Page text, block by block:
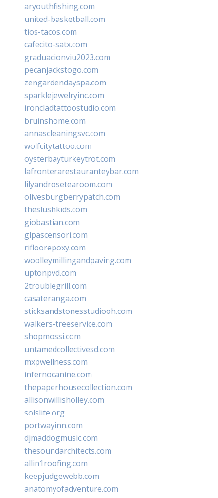
aryouthfishing.com
united-basketball.com
tios-tacos.com
cafecito-satx.com
graduacionviu2023.com
pecanjackstogo.com
zengardendayspa.com
sparklejewelryinc.com
ironcladtattoostudio.com
bruinshome.com
annascleaningsvc.com
wolfcitytattoo.com
oysterbayturkeytrot.com
lafronterarestauranteybar.com
lilyandrosetearoom.com
olivesburgberrypatch.com
theslushkids.com
giobastian.com
glpascensori.com
rifloorepoxy.com
woolleymillingandpaving.com
uptonpvd.com
2troublegrill.com
casateranga.com
sticksandstonesstudiooh.com
walkers-treeservice.com
shopmossi.com
untamedcollectivesd.com
mxpwellness.com
infernocanine.com
thepaperhousecollection.com
allisonwillisholley.com
solslite.org
portwayinn.com
djmaddogmusic.com
thesoundarchitects.com
allin1roofing.com
keepjudgewebb.com
anatomyofadventure.com